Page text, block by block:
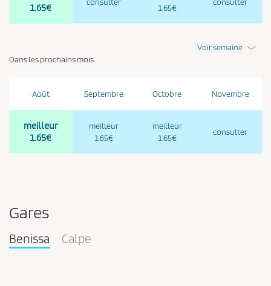
1.65€
1.65€
Voir semaine
Dans les prochains mois
Août
meilleur
1.65€
Septembre
meilleur
1.65€
Octobre
meilleur
1.65€
Novembre
consulter
Gares
Benissa Calpe